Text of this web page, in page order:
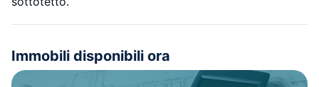
Immobili disponibili ora